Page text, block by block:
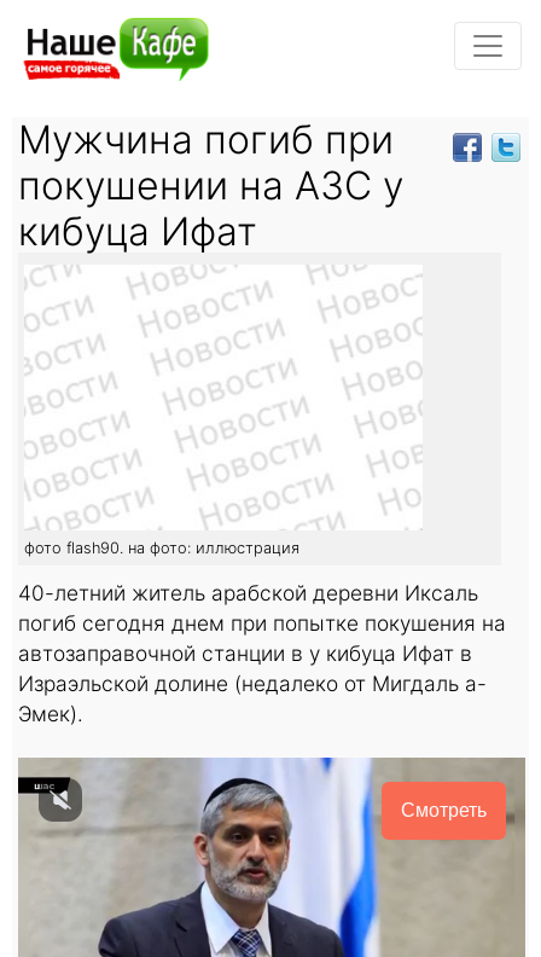
Мужчина погиб при
покушении на АЗС у
кибуца Ифат
фото flash90. на фото: иллюстрация
40-летний житель арабской деревни Иксаль
погиб сегодня днем при попытке покушения на
автозаправочной станции в у кибуца Ифат в
Израэльской долине (недалеко от Мигдаль а-
Эмек).
Смотреть